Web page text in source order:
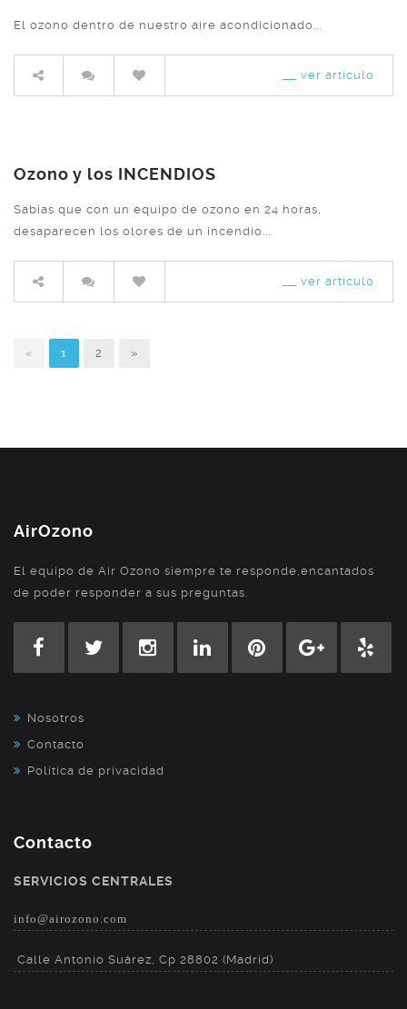
El ozono dentro de nuestro aire acondicionado...
ver artículo
Ozono y los INCENDIOS
Sabias que con un equipo de ozono en 24 horas,
desaparecen los olores de un incendio...
ver artículo
« 1 2 »
AirOzono
El equipo de Air Ozono siempre te responde,encantados
de poder responder a sus preguntas.
Nosotros
Contacto
Política de privacidad
Contacto
SERVICIOS CENTRALES
info@airozono.com
Calle Antonio Suárez, Cp 28802 (Madrid)